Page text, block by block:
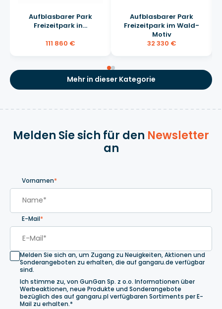
Aufblasbarer Park
Freizeitpark in...
111 860 €
Aufblasbarer Park
Freizeitpark im Wald-
Motiv
32 330 €
Mehr in dieser Kategorie
Melden Sie sich für den Newsletter
an
Vornamen*
E-Mail*
Melden Sie sich an, um Zugang zu Neuigkeiten, Aktionen und
Sonderangeboten zu erhalten, die auf gangaru.de verfügbar
sind.
Ich stimme zu, von GunGan Sp. z o.o. Informationen über
Werbeaktionen, neue Produkte und Sonderangebote
bezüglich des auf gangaru.pl verfügbaren Sortiments per E-
Mail zu erhalten.*